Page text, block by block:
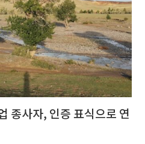
종사자, 인증 표식으로 연